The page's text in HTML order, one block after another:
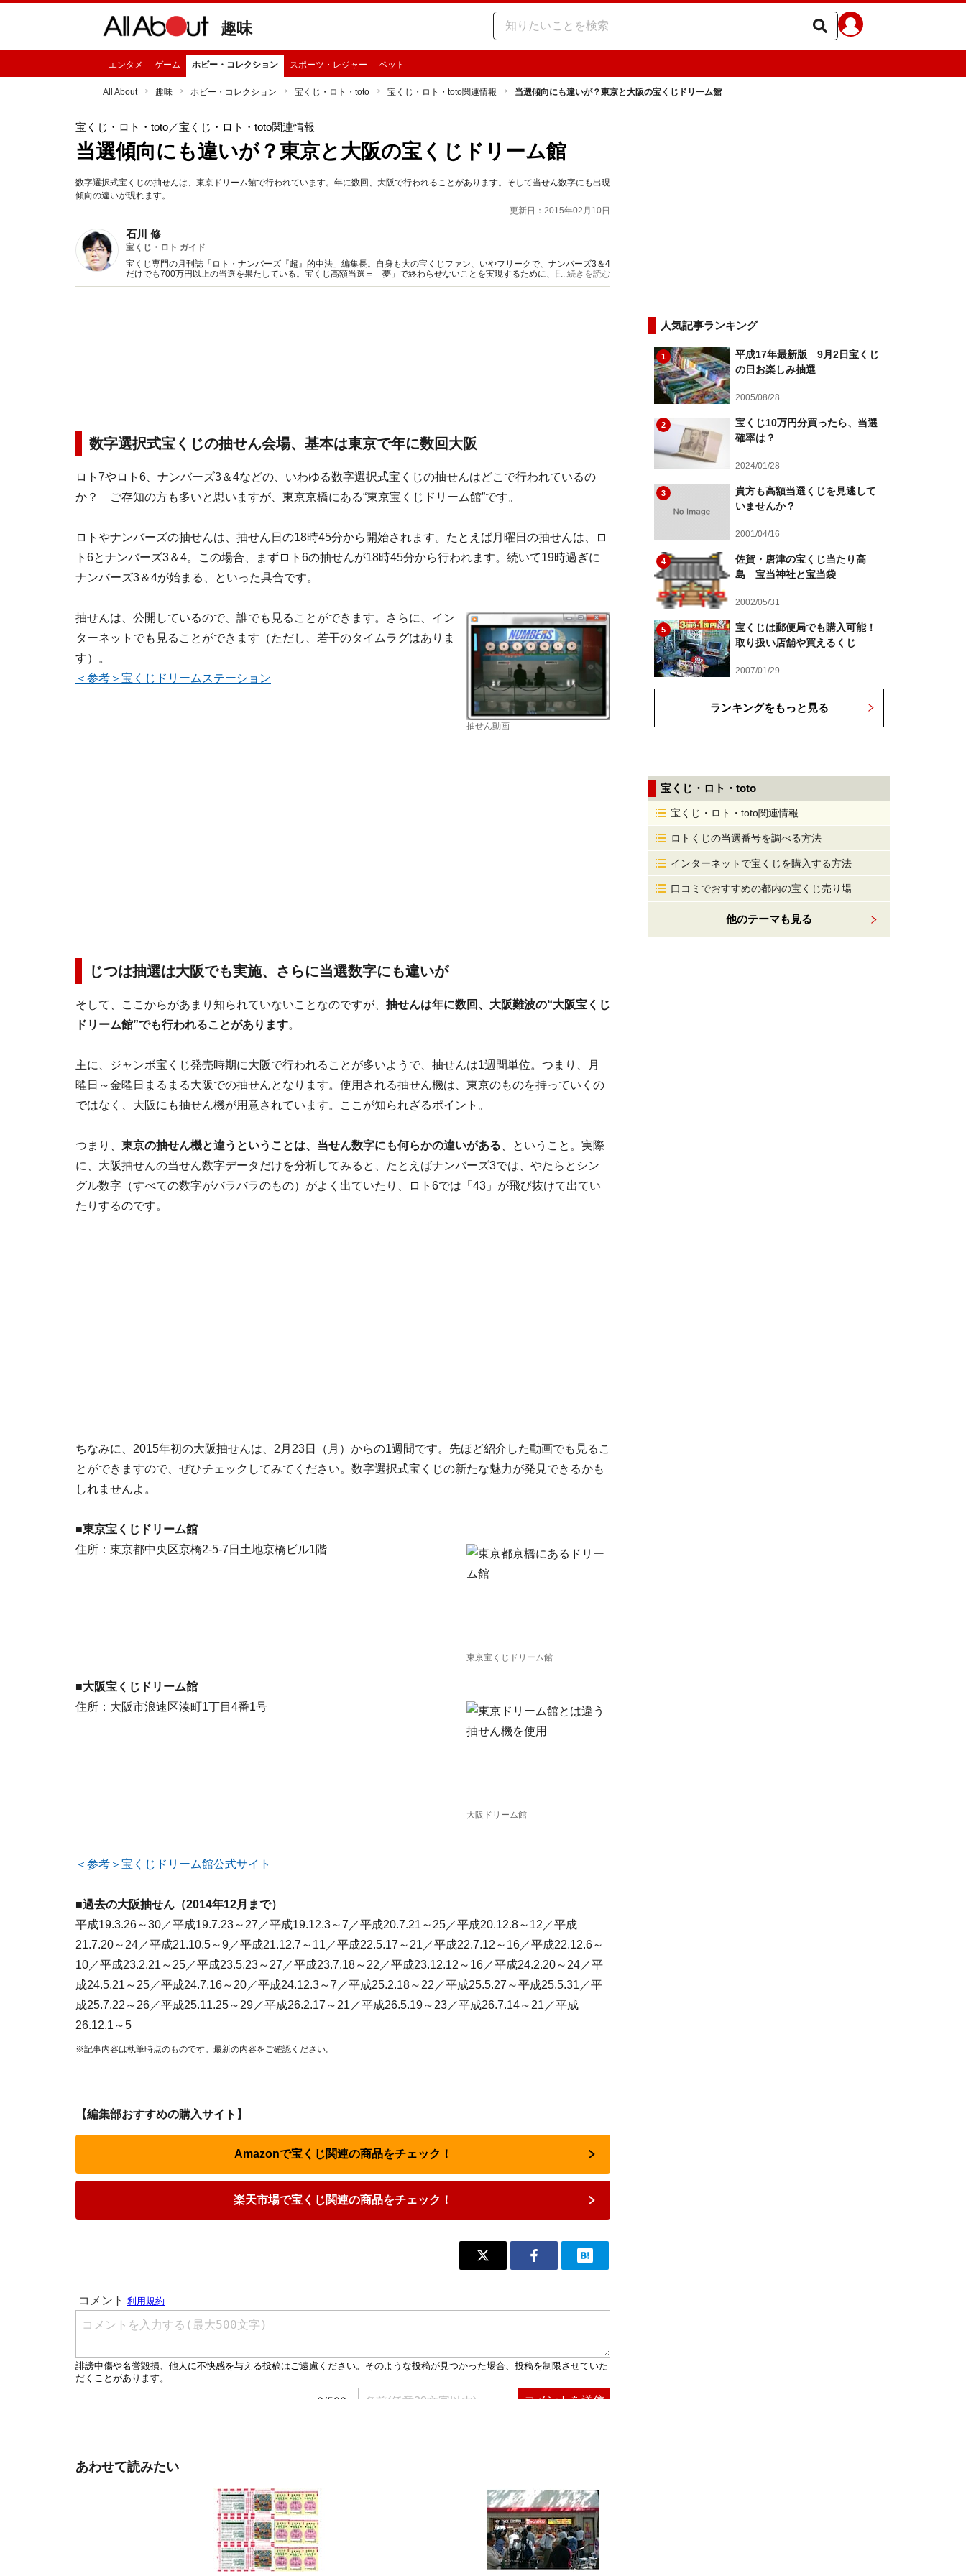
趣味
エンタメ ゲーム ホビー・コレクション スポーツ・レジャー ペット
All About 趣味 ホビー・コレクション 宝くじ・ロト・toto 宝くじ・ロト・toto関連情報 当選傾向にも違いが？東京と大阪の宝くじドリーム館
宝くじ・ロト・toto／宝くじ・ロト・toto関連情報
当選傾向にも違いが？東京と大阪の宝くじドリーム館
数字選択式宝くじの抽せんは、東京ドリーム館で行われています。年に数回、大阪で行われることがあります。そして当せん数字にも出現
傾向の違いが現れます。
更新日：2015年02月10日
石川 修
宝くじ・ロト ガイド
宝くじ専門の月刊誌「ロト・ナンバーズ『超』的中法」編集長。自身も大の宝くじファン、いやフリークで、ナンバーズ3＆4
だけでも700万円以上の当選を果たしている。宝くじ高額当選＝「夢」で終わらせないことを実現するために、日々研究、取
材に明け暮れている。
...続きを読む
数字選択式宝くじの抽せん会場、基本は東京で年に数回大阪
ロト7やロト6、ナンバーズ3＆4などの、いわゆる数字選択式宝くじの抽せんはどこで行われているの
か？ ご存知の方も多いと思いますが、東京京橋にある“東京宝くじドリーム館”です。
ロトやナンバーズの抽せんは、抽せん日の18時45分から開始されます。たとえば月曜日の抽せんは、ロ
ト6とナンバーズ3＆4。この場合、まずロト6の抽せんが18時45分から行われます。続いて19時過ぎに
ナンバーズ3＆4が始まる、といった具合です。
抽せん動画
抽せんは、公開しているので、誰でも見ることができます。さらに、イン
ターネットでも見ることができます（ただし、若干のタイムラグはありま
す）。
＜参考＞宝くじドリームステーション
じつは抽選は大阪でも実施、さらに当選数字にも違いが
そして、ここからがあまり知られていないことなのですが、 抽せんは年に数回、大阪難波の“大阪宝くじ
ドリーム館”でも行われることがあります。
主に、ジャンボ宝くじ発売時期に大阪で行われることが多いようで、抽せんは1週間単位。つまり、月
曜日～金曜日まるまる大阪での抽せんとなります。使用される抽せん機は、東京のものを持っていくの
ではなく、大阪にも抽せん機が用意されています。ここが知られざるポイント。
つまり、 東京の抽せん機と違うということは、当せん数字にも何らかの違いがある 、ということ。実際
に、大阪抽せんの当せん数字データだけを分析してみると、たとえばナンバーズ3では、やたらとシン
グル数字（すべての数字がバラバラのもの）がよく出ていたり、ロト6では「43」が飛び抜けて出てい
たりするのです。
ちなみに、2015年初の大阪抽せんは、2月23日（月）からの1週間です。先ほど紹介した動画でも見るこ
とができますので、ぜひチェックしてみてください。数字選択式宝くじの新たな魅力が発見できるかも
しれませんよ。
■東京宝くじドリーム館
東京宝くじドリーム館
住所：東京都中央区京橋2-5-7日土地京橋ビル1階
■大阪宝くじドリーム館
大阪ドリーム館
住所：大阪市浪速区湊町1丁目4番1号
＜参考＞宝くじドリーム館公式サイト
■過去の大阪抽せん（2014年12月まで）
平成19.3.26～30／平成19.7.23～27／平成19.12.3～7／平成20.7.21～25／平成20.12.8～12／平成
21.7.20～24／平成21.10.5～9／平成21.12.7～11／平成22.5.17～21／平成22.7.12～16／平成22.12.6～
10／平成23.2.21～25／平成23.5.23～27／平成23.7.18～22／平成23.12.12～16／平成24.2.20～24／平
成24.5.21～25／平成24.7.16～20／平成24.12.3～7／平成25.2.18～22／平成25.5.27～平成25.5.31／平
成25.7.22～26／平成25.11.25～29／平成26.2.17～21／平成26.5.19～23／平成26.7.14～21／平成
26.12.1～5
※記事内容は執筆時点のものです。最新の内容をご確認ください。
【編集部おすすめの購入サイト】
Amazonで宝くじ関連の商品をチェック！
楽天市場で宝くじ関連の商品をチェック！
あわせて読みたい
人気記事ランキング
1
平成17年最新版 9月2日宝くじ
の日お楽しみ抽選
2005/08/28
2
宝くじ10万円分買ったら、当選
確率は？
2024/01/28
3
貴方も高額当選くじを見逃して
いませんか？
2001/04/16
4
佐賀・唐津の宝くじ当たり高
島 宝当神社と宝当袋
2002/05/31
5
宝くじは郵便局でも購入可能！
取り扱い店舗や買えるくじ
2007/01/29
ランキングをもっと見る
宝くじ・ロト・toto
宝くじ・ロト・toto関連情報
ロトくじの当選番号を調べる方法
インターネットで宝くじを購入する方法
口コミでおすすめの都内の宝くじ売り場
他のテーマも見る